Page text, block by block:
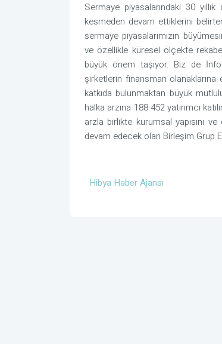
Sermaye piyasalarındaki 30
kesmeden devam ettiklerini
sermaye piyasalarımızın
ve özellikle küresel ölçekte
büyük önem taşıyor. Biz de İnfo
şirketlerin finansman olanaklarına
katkıda bulunmaktan büyük
halka arzına 188.452 yatırımcı
arzla birlikte kurumsal yapısını ve
devam edecek olan Birleşim Grup
Hibya Haber Ajansı